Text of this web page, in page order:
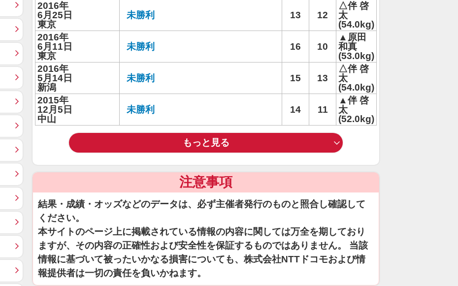
2016年
6月25日
東京
未勝利 13 12
△伴 啓
太
(54.0kg)
2016年
6月11日
東京
未勝利 16 10
▲原田
和真
(53.0kg)
2016年
5月14日
新潟
未勝利 15 13
△伴 啓
太
(54.0kg)
2015年
12月5日
中山
未勝利 14 11
▲伴 啓
太
(52.0kg)
もっと見る
注意事項
結果・成績・オッズなどのデータは、必ず主催者発行のものと照合し確認して
ください。
本サイトのページ上に掲載されている情報の内容に関しては万全を期しており
ますが、その内容の正確性および安全性を保証するものではありません。 当該
情報に基づいて被ったいかなる損害についても、株式会社NTTドコモおよび情
報提供者は一切の責任を負いかねます。